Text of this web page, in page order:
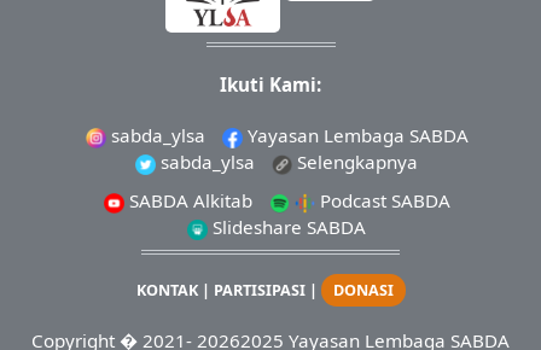
Ikuti Kami:
sabda_ylsa
Yayasan Lembaga SABDA
sabda_ylsa
Selengkapnya
SABDA Alkitab
Podcast SABDA
Slideshare SABDA
KONTAK| PARTISIPASI| DONASI
Copyright � 2021- 20262025 Yayasan Lembaga SABDA